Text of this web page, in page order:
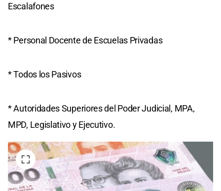
Escalafones
* Personal Docente de Escuelas Privadas
* Todos los Pasivos
* Autoridades Superiores del Poder Judicial, MPA,
MPD, Legislativo y Ejecutivo.